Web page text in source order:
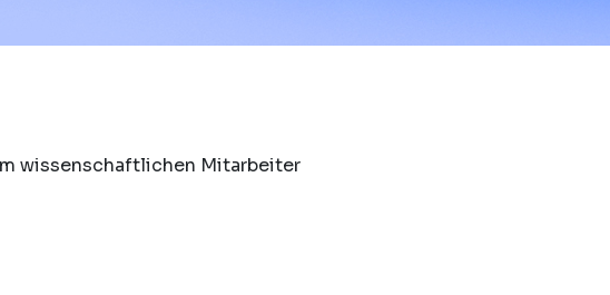
wissenschaftlichen Mitarbeiter